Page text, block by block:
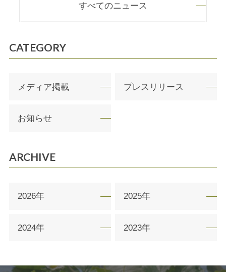
すべてのニュース
CATEGORY
メディア掲載 プレスリリース
お知らせ
ARCHIVE
2026年 2025年
2024年 2023年